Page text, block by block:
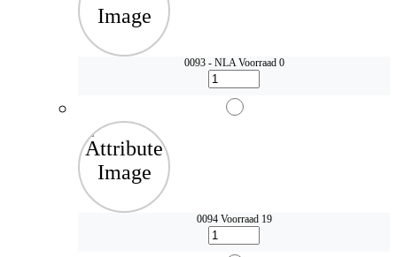
0093 - NLAVoorraad 0
0094 Voorraad 19